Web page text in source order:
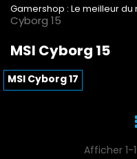
Gamershop : Le meilleur
Cyborg 15
MSI Cyborg 15
MSI Cyborg 17
Afficher 1-